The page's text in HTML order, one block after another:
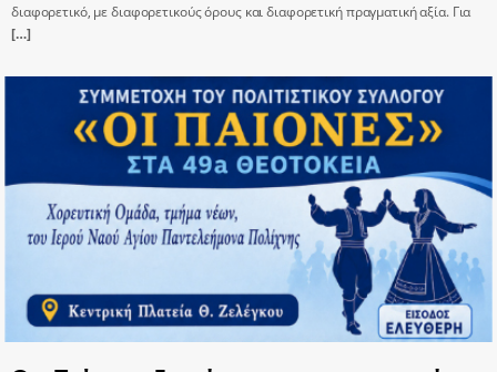
διαφορετικό, με διαφορετικούς όρους και διαφορετική πραγματική αξία. Για
[…]